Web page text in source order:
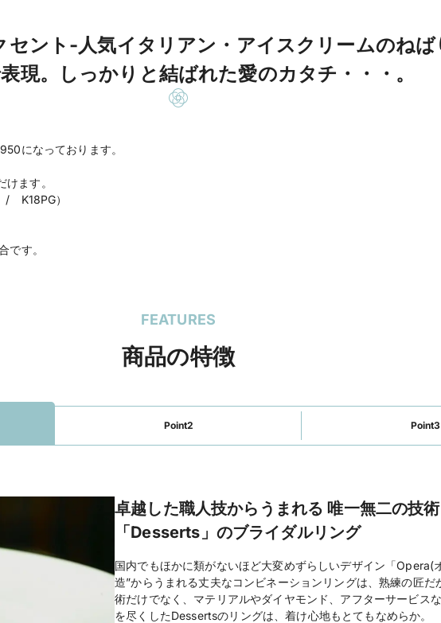
ント-人気イタリアン・アイスクリームのねば
現。しっかりと結ばれた愛のカタチ・・・。
になっております。
ます。
）
です。
FEATURES
商品の特徴
Point2 Point3
卓越した職人技からうまれる 唯一無二の技
「Desserts」のブライダルリング
国内でもほかに類がないほど大変めずらしいデザイン「Opera(
造”からうまれる丈夫なコンビネーションリングは、熟練の匠だ
術だけでなく、マテリアルやダイヤモンド、アフターサービス
を尽くしたDessertsのリングは、着け心地もとてもなめらか。